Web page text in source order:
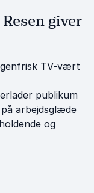
giver
TV-vært
publikum
arbejdsglæde
og